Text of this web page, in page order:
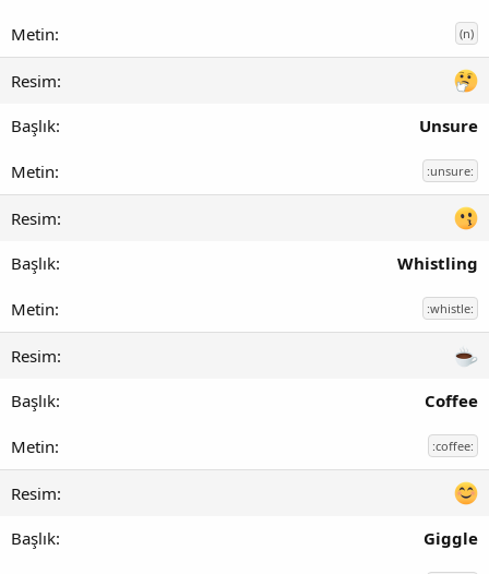
(n)
Unsure
:unsure:
Whistling
:whistle:
Coffee
:coffee:
Giggle